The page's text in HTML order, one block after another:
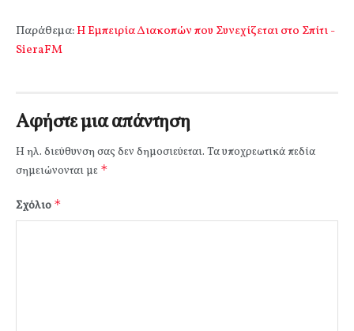
Παράθεμα:Η Εμπειρία Διακοπών που Συνεχίζεται στο Σπίτι -
SieraFM
Αφήστε μια απάντηση
Η ηλ. διεύθυνση σας δεν δημοσιεύεται. Τα υποχρεωτικά πεδία
σημειώνονται με *
Σχόλιο *